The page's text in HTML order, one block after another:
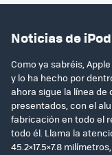
Noticias de
Como ya sabréis,
y lo ha hecho por
ahora sigue la línea
presentados, con el
fabricación en todo el
todo él. Llama la
45.2×17.5×7.8